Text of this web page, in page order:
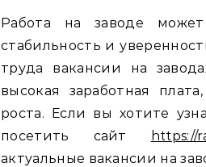
Работа на заводе
стабильность и
труда вакансии на
высокая заработная
роста. Если вы хотите
посетить сайт
https://
актуальные вакансии на